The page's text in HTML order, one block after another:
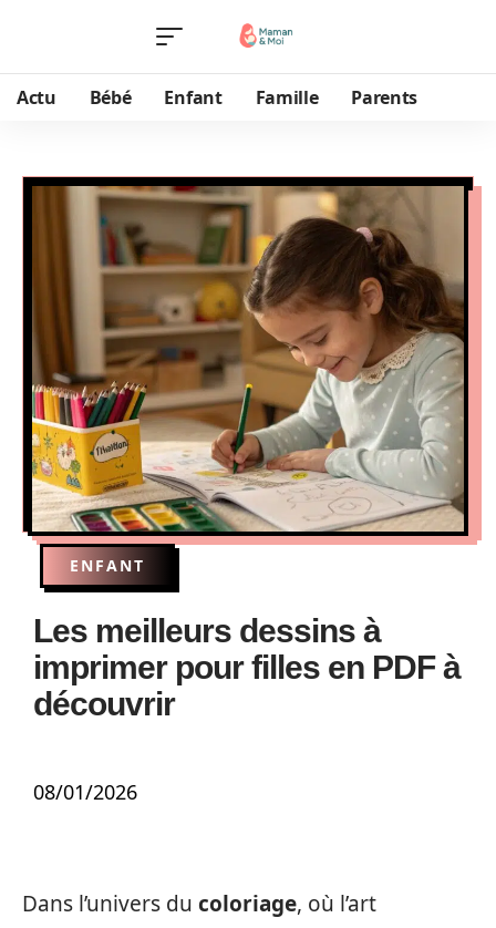
Actu Bébé Enfant Famille Parents
ENFANT
Les meilleurs dessins à
imprimer pour filles en PDF à
découvrir
08/01/2026
Dans l’univers du coloriage, où l’art